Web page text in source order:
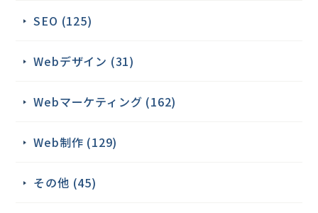
SEO (125)
Webデザイン (31)
Webマーケティング (162)
Web制作 (129)
その他 (45)